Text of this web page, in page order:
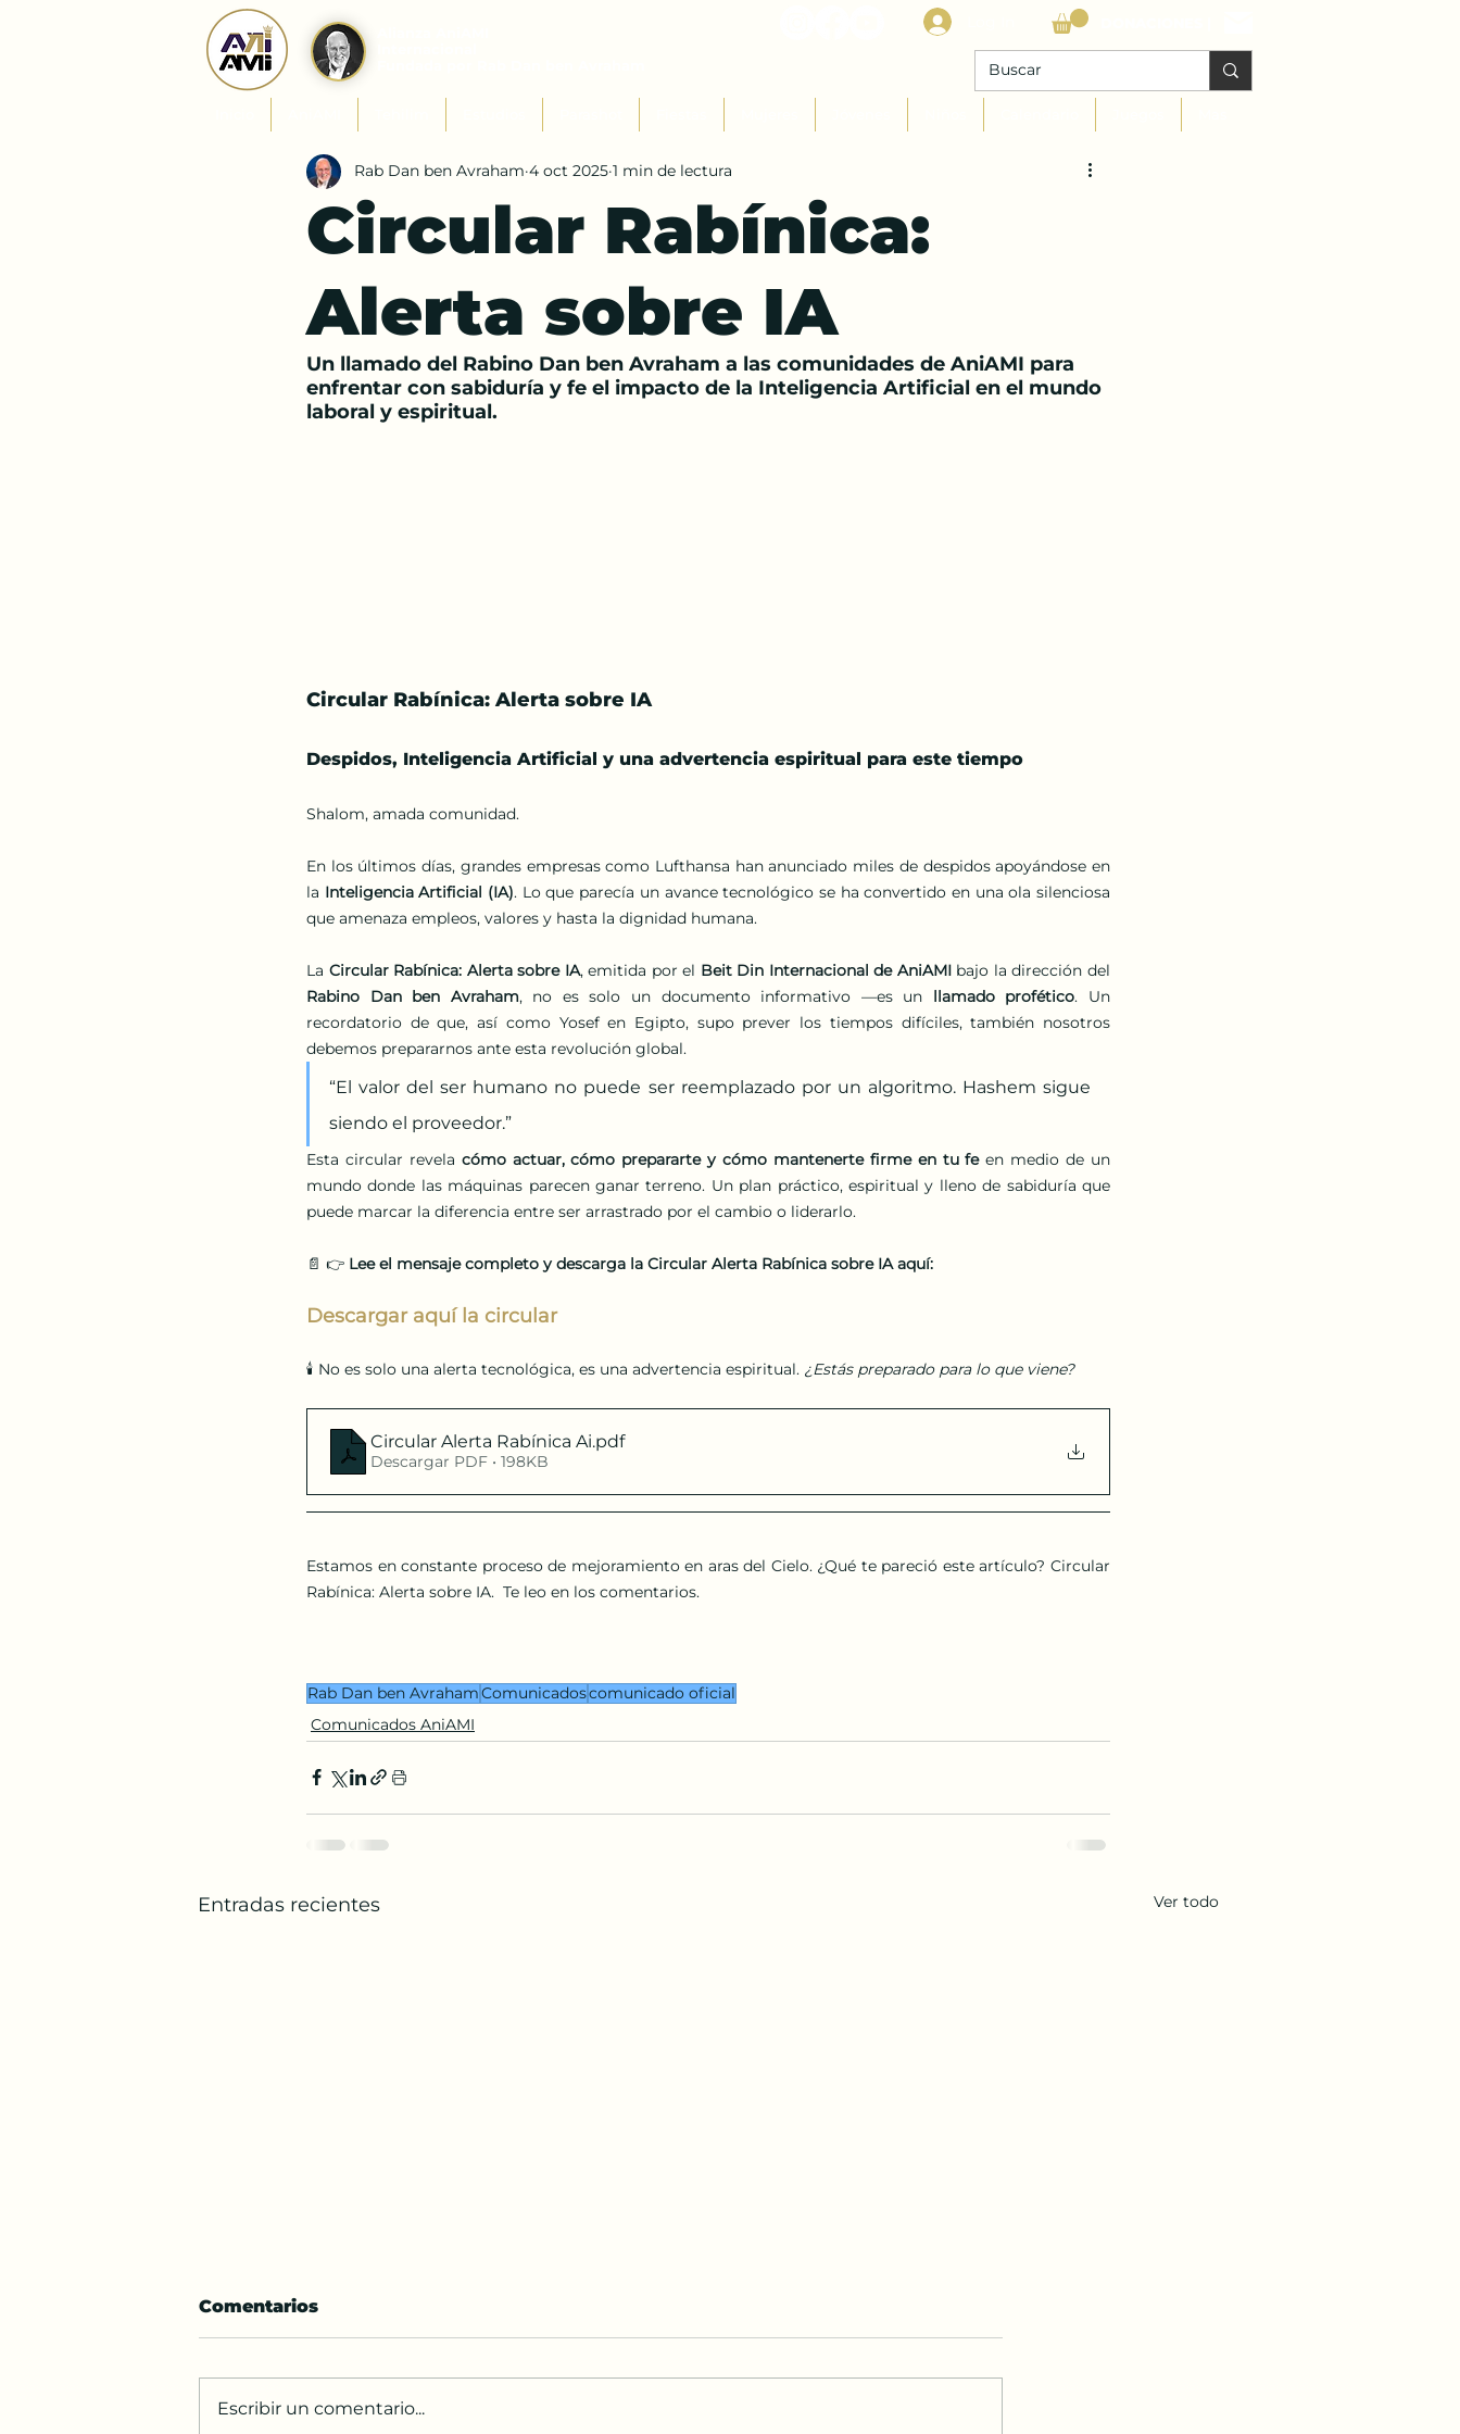
Circular Rabínica:
Alerta sobre IA
Rab Dan ben Avraham 4 oct 2025 1 min de lectura
Un llamado del Rabino Dan ben Avraham a las comunidades de AniAMI para
enfrentar con sabiduría y fe el impacto de la Inteligencia Artificial en el mundo
laboral y espiritual.
Circular Rabínica: Alerta sobre IA
Despidos, Inteligencia Artificial y una advertencia espiritual para este tiempo
Shalom, amada comunidad.
En los últimos días, grandes empresas como Lufthansa han anunciado miles de despidos apoyándose en
la Inteligencia Artificial (IA). Lo que parecía un avance tecnológico se ha convertido en una ola silenciosa
que amenaza empleos, valores y hasta la dignidad humana.
La Circular Rabínica: Alerta sobre IA, emitida por el Beit Din Internacional de AniAMI
Rabino Dan ben Avraham, no es solo un documento informativo —es un llamado profético. Un
recordatorio de que, así como Yosef en Egipto, supo prever los tiempos difíciles, también nosotros
debemos prepararnos ante esta revolución global.
“El valor del ser humano no puede ser reemplazado por un algoritmo. Hashem sigue
siendo el proveedor.”
Esta circular revela cómo actuar, cómo prepararte y cómo mantenerte firme en tu fe en medio de un
mundo donde las máquinas parecen ganar terreno. Un plan práctico, espiritual y lleno de sabiduría que
puede marcar la diferencia entre ser arrastrado por el cambio o liderarlo.
📄 👉 Lee el mensaje completo y descarga la Circular Alerta Rabínica sobre IA aquí:
Descargar aquí la circular
🕯️ No es solo una alerta tecnológica, es una advertencia espiritual. ¿Estás preparado para lo que viene?
Circular Alerta Rabínica Ai.pdf
Descargar PDF • 198KB
Estamos en constante proceso de mejoramiento en aras del Cielo. ¿Qué te pareció este artículo? Circular
Rabínica: Alerta sobre IA.  Te leo en los comentarios.
Rab Dan ben AvrahamComunicadoscomunicado oficial
Comunicados AniAMI
Entradas recientes Ver todo
Comentarios
Escribir un comentario...